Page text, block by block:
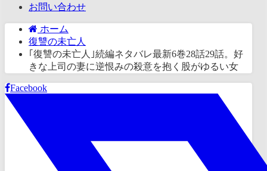
お問い合わせ
ホーム
復讐の未亡人
｢復讐の未亡人｣続編ネタバレ最新6巻28話29話。好
きな上司の妻に逆恨みの殺意を抱く股がゆるい女
Facebook